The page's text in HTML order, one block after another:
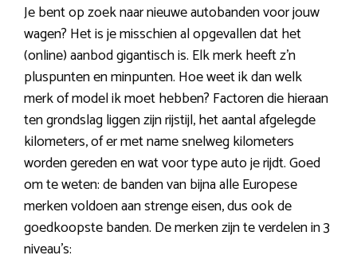
Je bent op zoek naar nieuwe autobanden voor jouw
wagen? Het is je misschien al opgevallen dat het
(online) aanbod gigantisch is. Elk merk heeft z’n
pluspunten en minpunten. Hoe weet ik dan welk
merk of model ik moet hebben? Factoren die hieraan
ten grondslag liggen zijn rijstijl, het aantal afgelegde
kilometers, of er met name snelweg kilometers
worden gereden en wat voor type auto je rijdt. Goed
om te weten: de banden van bijna alle Europese
merken voldoen aan strenge eisen, dus ook de
goedkoopste banden. De merken zijn te verdelen in 3
niveau’s: